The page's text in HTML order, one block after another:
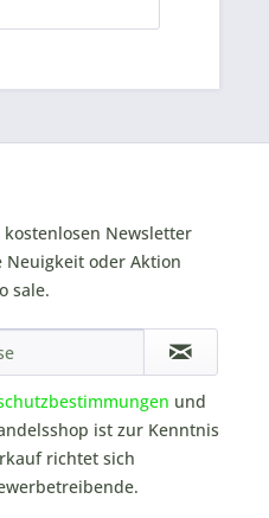
Newsletter
Neuigkeit oder Aktion
sale.
und
ist zur Kenntnis
richtet sich